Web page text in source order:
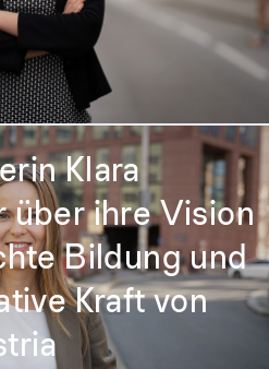
Klara
über ihre Vision
Bildung und
Kraft von